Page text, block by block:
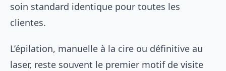
soin standard identique pour toutes les
clientes.
L’épilation, manuelle à la cire ou définitive au
laser, reste souvent le premier motif de visite